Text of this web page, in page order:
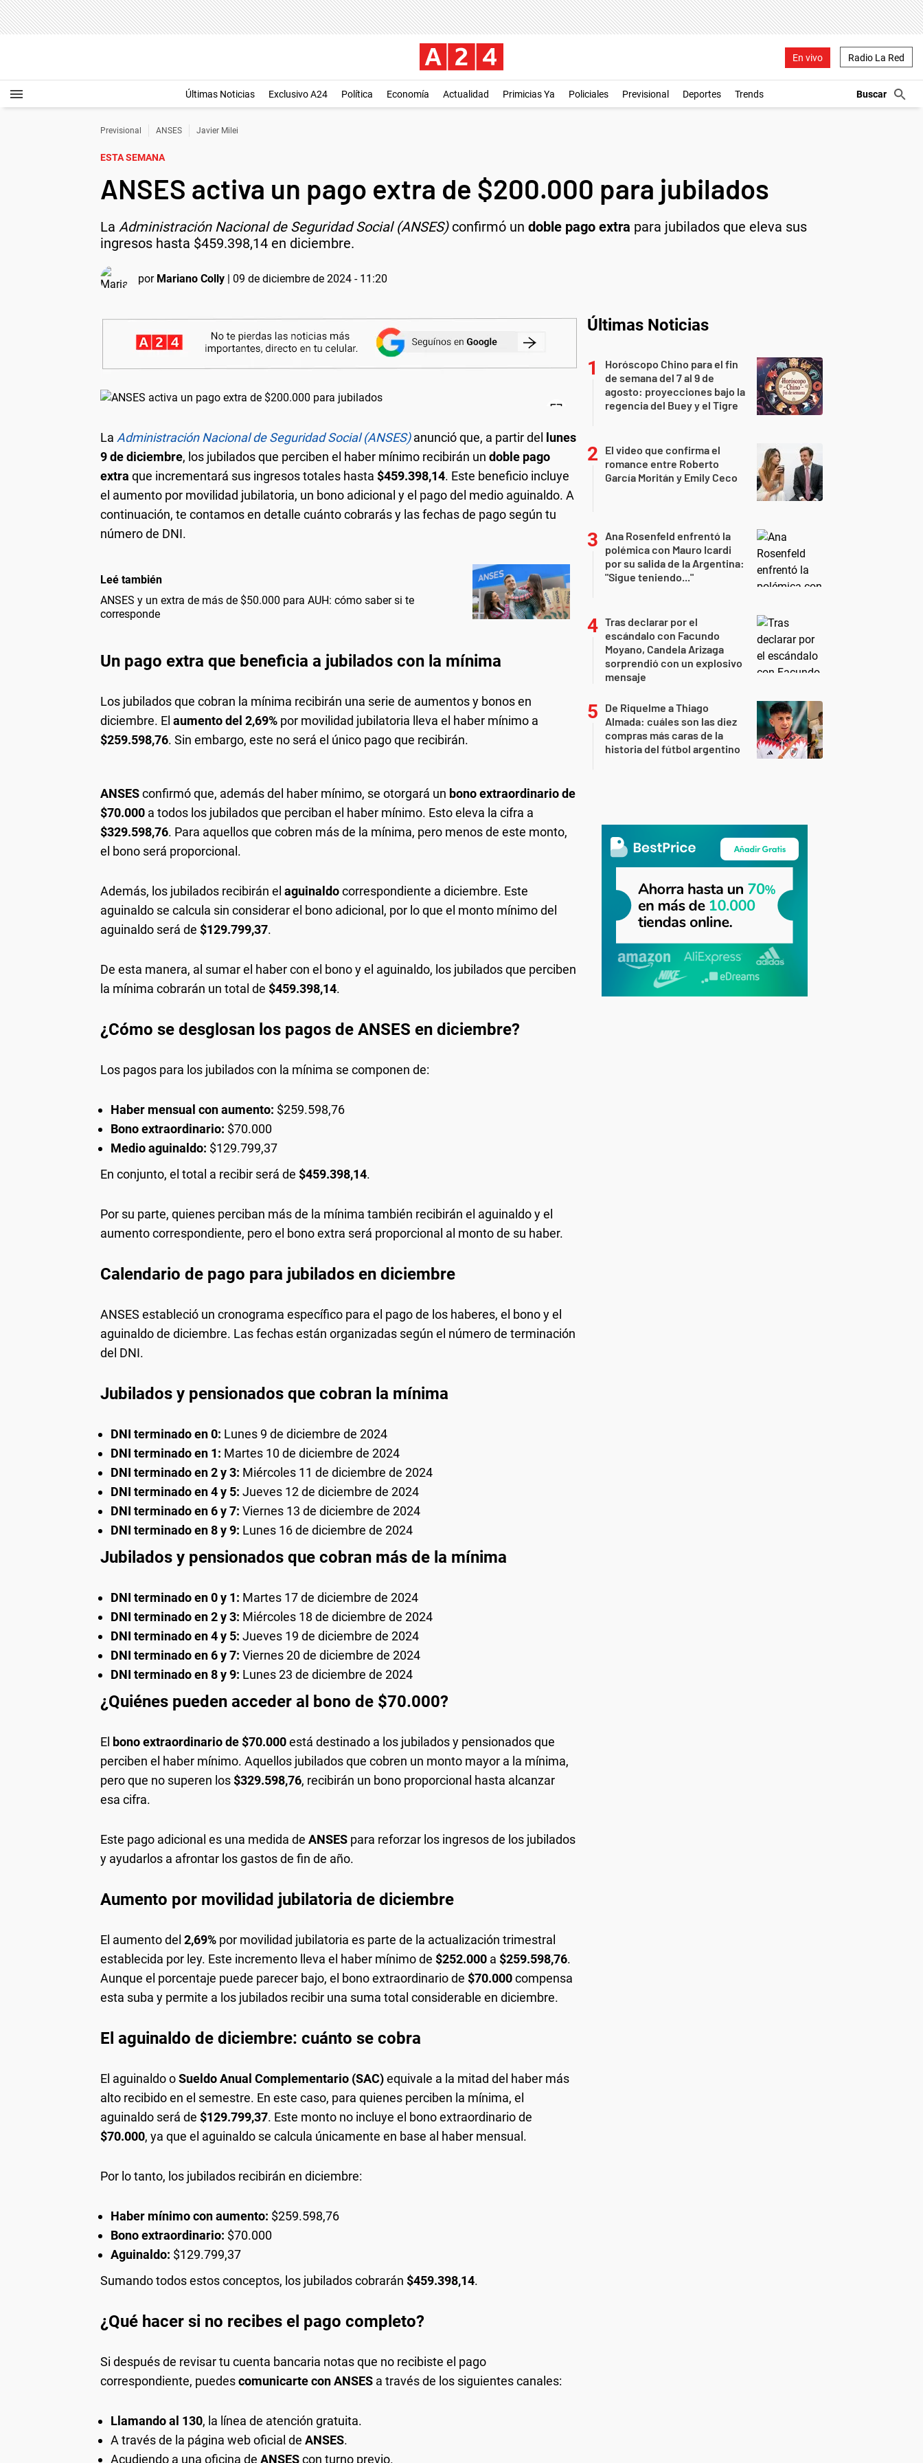
En vivo Radio La Red
Últimas Noticias Exclusivo A24 Política Economía Actualidad Primicias Ya Policiales Previsional Deportes Trends
Previsional ANSES Javier Milei
ESTA SEMANA
ANSES activa un pago extra de $200.000 para jubilados
La Administración Nacional de Seguridad Social (ANSES)confirmó un doble pago extra para jubilados que eleva sus
ingresos hasta $459.398,14 en diciembre.
por Mariano Colly | 09 de diciembre de 2024 - 11:20
La Administración Nacional de Seguridad Social (ANSES)anunció que, a partir del lunes
9 de diciembre, los jubilados que perciben el haber mínimo recibirán un doble pago
extra que incrementará sus ingresos totales hasta $459.398,14. Este beneficio incluye
el aumento por movilidad jubilatoria, un bono adicional y el pago del medio aguinaldo. A
continuación, te contamos en detalle cuánto cobrarás y las fechas de pago según tu
número de DNI.
Leé también
ANSES y un extra de más de $50.000 para AUH: cómo saber si te
corresponde
Un pago extra que beneficia a jubilados con la mínima
Los jubilados que cobran la mínima recibirán una serie de aumentos y bonos en
diciembre. El aumento del 2,69% por movilidad jubilatoria lleva el haber mínimo a
$259.598,76. Sin embargo, este no será el único pago que recibirán.
ANSESconfirmó que, además del haber mínimo, se otorgará un bono extraordinario de
$70.000 a todos los jubilados que perciban el haber mínimo. Esto eleva la cifra a
$329.598,76. Para aquellos que cobren más de la mínima, pero menos de este monto,
el bono será proporcional.
Además, los jubilados recibirán el aguinaldocorrespondiente a diciembre. Este
aguinaldo se calcula sin considerar el bono adicional, por lo que el monto mínimo del
aguinaldo será de $129.799,37.
De esta manera, al sumar el haber con el bono y el aguinaldo, los jubilados que perciben
la mínima cobrarán un total de $459.398,14.
¿Cómo se desglosan los pagos de ANSES en diciembre?
Los pagos para los jubilados con la mínima se componen de:
Haber mensual con aumento: $259.598,76
Bono extraordinario: $70.000
Medio aguinaldo: $129.799,37
En conjunto, el total a recibir será de $459.398,14.
Por su parte, quienes perciban más de la mínima también recibirán el aguinaldo y el
aumento correspondiente, pero el bono extra será proporcional al monto de su haber.
Calendario de pago para jubilados en diciembre
ANSES estableció un cronograma específico para el pago de los haberes, el bono y el
aguinaldo de diciembre. Las fechas están organizadas según el número de terminación
del DNI.
Jubilados y pensionados que cobran la mínima
DNI terminado en 0: Lunes 9 de diciembre de 2024
DNI terminado en 1: Martes 10 de diciembre de 2024
DNI terminado en 2 y 3: Miércoles 11 de diciembre de 2024
DNI terminado en 4 y 5: Jueves 12 de diciembre de 2024
DNI terminado en 6 y 7: Viernes 13 de diciembre de 2024
DNI terminado en 8 y 9: Lunes 16 de diciembre de 2024
Jubilados y pensionados que cobran más de la mínima
DNI terminado en 0 y 1: Martes 17 de diciembre de 2024
DNI terminado en 2 y 3: Miércoles 18 de diciembre de 2024
DNI terminado en 4 y 5: Jueves 19 de diciembre de 2024
DNI terminado en 6 y 7: Viernes 20 de diciembre de 2024
DNI terminado en 8 y 9: Lunes 23 de diciembre de 2024
¿Quiénes pueden acceder al bono de $70.000?
El bono extraordinario de $70.000está destinado a los jubilados y pensionados que
perciben el haber mínimo. Aquellos jubilados que cobren un monto mayor a la mínima,
pero que no superen los$329.598,76, recibirán un bono proporcional hasta alcanzar
esa cifra.
Este pago adicional es una medida de ANSES para reforzar los ingresos de los jubilados
y ayudarlos a afrontar los gastos de fin de año.
Aumento por movilidad jubilatoria de diciembre
El aumento del 2,69% por movilidad jubilatoria es parte de la actualización trimestral
establecida por ley. Este incremento lleva el haber mínimo de $252.000 a $259.598,76.
Aunque el porcentaje puede parecer bajo, el bono extraordinario de $70.000compensa
esta suba y permite a los jubilados recibir una suma total considerable en diciembre.
El aguinaldo de diciembre: cuánto se cobra
El aguinaldo oSueldo Anual Complementario (SAC)equivale a la mitad del haber más
alto recibido en el semestre. En este caso, para quienes perciben la mínima, el
aguinaldo será de $129.799,37. Este monto no incluye el bono extraordinario de
$70.000, ya que el aguinaldo se calcula únicamente en base al haber mensual.
Por lo tanto, los jubilados recibirán en diciembre:
Haber mínimo con aumento: $259.598,76
Bono extraordinario: $70.000
Aguinaldo: $129.799,37
Sumando todos estos conceptos, los jubilados cobrarán $459.398,14.
¿Qué hacer si no recibes el pago completo?
Si después de revisar tu cuenta bancaria notas que no recibiste el pago
correspondiente, puedescomunicarte con ANSES a través de los siguientes canales:
Llamando al 130, la línea de atención gratuita.
A través de la página web oficial de ANSES.
Acudiendo a una oficina de ANSEScon turno previo.
Últimas Noticias
Horóscopo Chino para el fin
de semana del 7 al 9 de
agosto: proyecciones bajo la
regencia del Buey y el Tigre
El video que confirma el
romance entre Roberto
García Moritán y Emily Ceco
Ana Rosenfeld enfrentó la
polémica con Mauro Icardi
por su salida de la Argentina:
"Sigue teniendo..."
Tras declarar por el
escándalo con Facundo
Moyano, Candela Arizaga
sorprendió con un explosivo
mensaje
De Riquelme a Thiago
Almada: cuáles son las diez
compras más caras de la
historia del fútbol argentino